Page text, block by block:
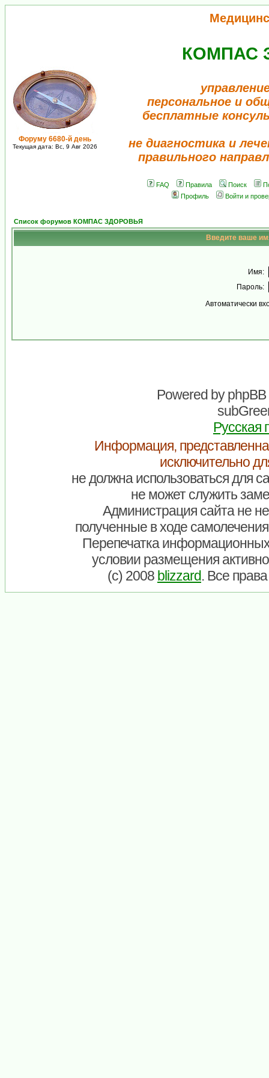
Форуму 6680-й день
Текущая дата: Вс, 9 Авг 2026
КОМПАС
персональное и
бесплатные
не диагностика и
правильного
FAQ Правила Поиск
Профиль
Войти и
Список форумов КОМПАС ЗДОРОВЬЯ
Введите ваше
Имя:
Пароль:
Автоматически
Powered byphpBB
Русская
Информация,
исключительно
не должна использоваться для
не может служить
Администрация сайта не
полученные в ходе
Перепечатка
условии размещения
(c) 2008 blizzard. Все